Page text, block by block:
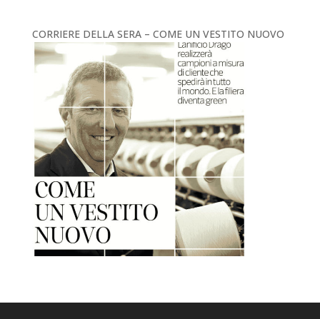
CORRIERE DELLA SERA – COME UN VESTITO NUOVO